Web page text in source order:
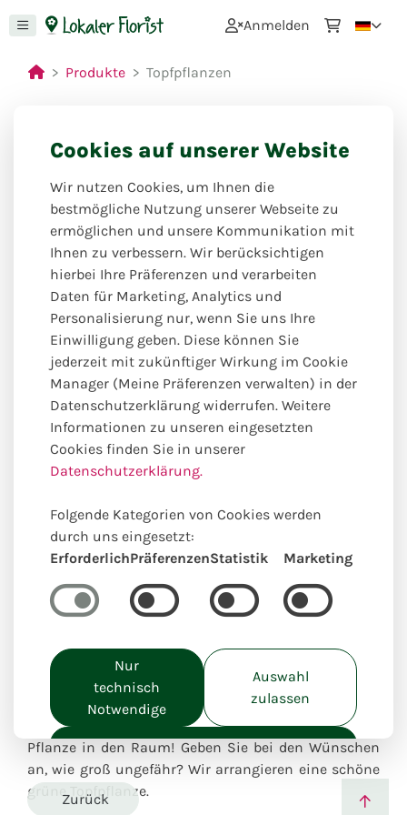
Anmelden
Produkte Topfpflanzen
Topfpflanzen
Besonders beliebt | Ganzjähriges Produkt
Gesunde Luft im Hause? Stellen Sie eine grüne
Pflanze in den Raum! Geben Sie bei den Wünschen
an, wie groß ungefähr? Wir arrangieren eine schöne
grüne Topfpflanze.
Zurück
Cookies auf unserer Website
Wir nutzen Cookies, um Ihnen die
bestmögliche Nutzung unserer Webseite zu
ermöglichen und unsere Kommunikation mit
Ihnen zu verbessern. Wir berücksichtigen
hierbei Ihre Präferenzen und verarbeiten
Daten für Marketing, Analytics und
Personalisierung nur, wenn Sie uns Ihre
Einwilligung geben. Diese können Sie
jederzeit mit zukünftiger Wirkung im Cookie
Manager (Meine Präferenzen verwalten) in der
Datenschutzerklärung widerrufen. Weitere
Informationen zu unseren eingesetzten
Cookies finden Sie in unserer
Datenschutzerklärung.
Folgende Kategorien von Cookies werden
durch uns eingesetzt:
ErforderlichPräferenzenStatistik Marketing
Nur
technisch
Notwendige
Auswahl
zulassen
Alle akzeptieren